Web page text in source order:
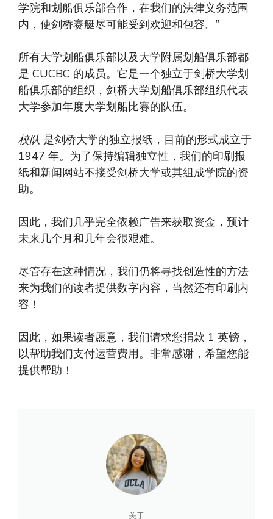
学院和划船俱乐部合作，在我们的法律义务范围
内，使剑桥赛艇尽可能受到欢迎和包容。”
所有大学划船俱乐部以及大学附属划船俱乐部都
是 CUCBC 的成员。它是一个独立于剑桥大学划
船俱乐部的组织，剑桥大学划船俱乐部组织代表
大学参加年度大学划船比赛的队伍。
校队 是剑桥大学的独立报纸，目前的形式成立于
1947 年。为了保持编辑独立性，我们的印刷报
纸和新闻网站不接受剑桥大学或其组成学院的资
助。
因此，我们几乎完全依赖广告来获取资金，预计
未来几个月和几年会很艰难。
尽管存在这种情况，我们仍将寻找创造性的方法
来为我们的读者提供数字内容，当然还有印刷内
容！
因此，如果读者愿意，我们请求您捐款 1 英镑，
以帮助我们支付运营费用。非常感谢，希望您能
提供帮助！
关于